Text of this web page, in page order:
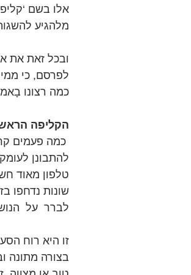
אלו בשם
מלהגיע
ובכל זאת את
לפרסם, כי
כמה רצונו
הקליפה
כמה פעמים
להתבונן
טלפון מאוד
שונות נדחפו
לברר  על
זו היא רוח
בצורה מתונה